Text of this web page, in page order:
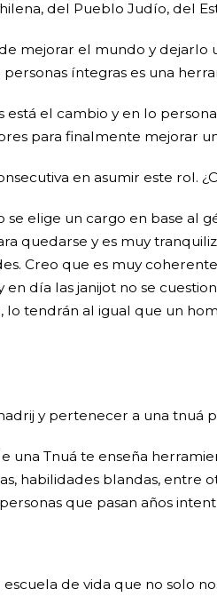
del Pueblo Judío, del
mejorar el mundo y dejarlo
íntegras es una
está el cambio y en lo
para finalmente mejorar
en asumir este rol.
se elige un cargo en base al
quedarse y es muy
Creo que es muy
en día las janijot no se
lo tendrán al igual que un
y pertenecer a una tnuá
una Tnuá te enseña
habilidades blandas, entre
que pasan años
escuela de vida que no solo